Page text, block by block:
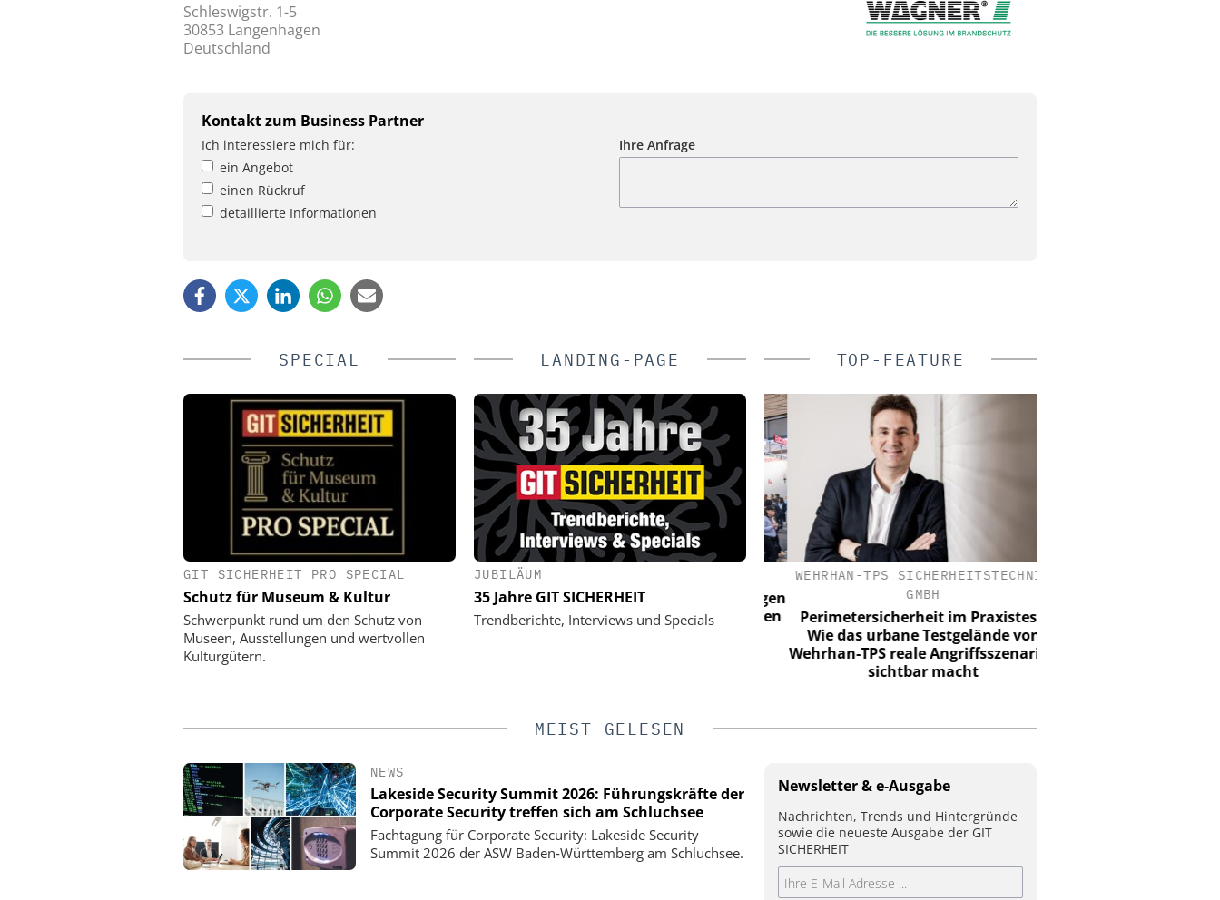
Schleswigstr. 1-5
30853 Langenhagen
Deutschland
Kontakt zum Business Partner
Ich interessiere mich für:
ein Angebot
einen Rückruf
detaillierte Informationen
Ihre Anfrage
SPECIAL
GIT SICHERHEIT PRO SPECIAL
Schutz für Museum & Kultur
Schwerpunkt rund um den Schutz von
Museen, Ausstellungen und wertvollen
Kulturgütern.
LANDING-PAGE
JUBILÄUM
35 Jahre GIT SICHERHEIT
Trendberichte, Interviews und Specials
TOP-FEATURE
KOELNMESSE GMBH
PMRExpo 2026 - Leitmesse für
hybride, kritische Kommunikation
EUCHNER GMBH + CO. KG
Euchner mit IO-Link-Safety-Lösungen
auf der Hannover Messe: Die letzten
20 Meter im Fokus
WEHRHAN-TPS SICHERHEITSTECHNIK
GMBH
Perimetersicherheit im Praxistest:
Wie das urbane Testgelände von
Wehrhan-TPS reale Angriffsszenarien
sichtbar macht
MEIST GELESEN
NEWS
Lakeside Security Summit 2026: Führungskräfte der
Corporate Security treffen sich am Schluchsee
Fachtagung für Corporate Security: Lakeside Security
Summit 2026 der ASW Baden‑Württemberg am Schluchsee.
Newsletter & e-Ausgabe
Nachrichten, Trends und Hintergründe
sowie die neueste Ausgabe der GIT
SICHERHEIT